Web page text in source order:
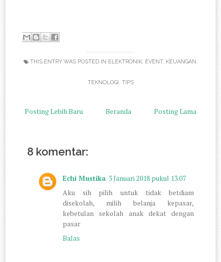
THIS ENTRY WAS POSTED IN ELEKTRONIK, EVENT, KEUANGAN,
TEKNOLOGI, TIPS
Posting Lebih Baru Posting Lama
Beranda
8 komentar:
Echi Mustika 3 Januari 2018 pukul 13.07
Aku sih pilih untuk tidak betdiam
disekolah, milih belanja kepasar,
kebetulan sekolah anak dekat dengan
pasar
Balas